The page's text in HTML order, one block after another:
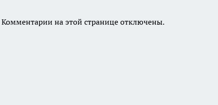
Комментарии на этой странице отключены.